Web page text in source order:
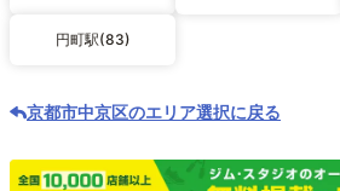
円町駅(83)
京都市中京区のエリア選択に戻る